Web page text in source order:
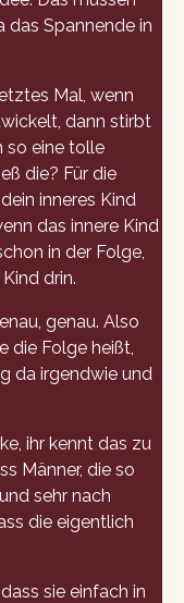
das Spannende in
Mal, wenn
dann stirbt
so eine tolle
die? Für die
inneres Kind
das innere Kind
in der Folge,
drin.
genau. Also
die Folge heißt,
da irgendwie und
ihr kennt das zu
Männer, die so
sehr nach
die eigentlich
sie einfach in